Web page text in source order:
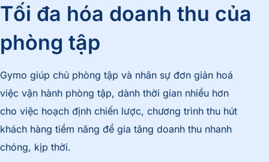
Tối đa hóa doanh thu của
phòng tập
Gymo giúp chủ phòng tập và nhân sự đơn giản hoá
việc vận hành phòng tập, dành thời gian nhiều hơn
cho việc hoạch định chiến lược, chương trình thu hút
khách hàng tiềm năng để gia tăng doanh thu nhanh
chóng, kịp thời.